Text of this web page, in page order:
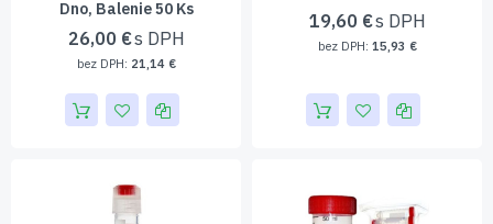
Dno, Balenie 50 Ks
26,00 €
21,14 €
19,60 €
15,93 €